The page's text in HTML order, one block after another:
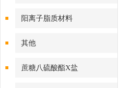
阳离子脂质材料
其他
蔗糖八硫酸酯X盐